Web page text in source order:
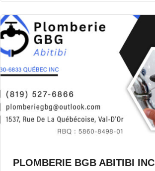
PLOMBERIE BGB ABITIBI INC